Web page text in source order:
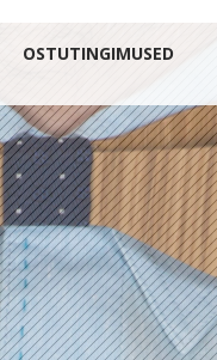
OSTUTINGIMUSED